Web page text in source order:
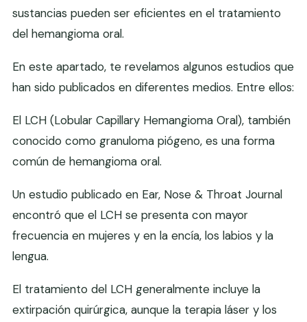
sustancias pueden ser eficientes en el tratamiento
del hemangioma oral.
En este apartado, te revelamos algunos estudios que
han sido publicados en diferentes medios. Entre ellos:
El LCH (Lobular Capillary Hemangioma Oral), también
conocido como granuloma piógeno, es una forma
común de hemangioma oral.
Un estudio publicado en Ear, Nose & Throat Journal
encontró que el LCH se presenta con mayor
frecuencia en mujeres y en la encía, los labios y la
lengua.
El tratamiento del LCH generalmente incluye la
extirpación quirúrgica, aunque la terapia láser y los